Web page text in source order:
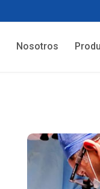
Nosotros